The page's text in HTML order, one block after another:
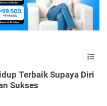
Terbaik Supaya Diri
Sukses